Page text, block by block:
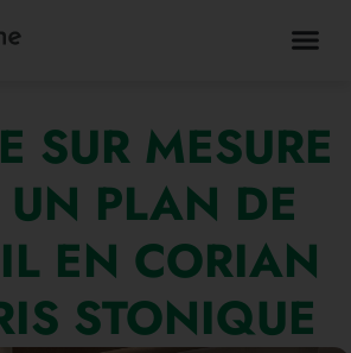
SUR MESURE
PLAN DE
EN CORIAN
STONIQUE